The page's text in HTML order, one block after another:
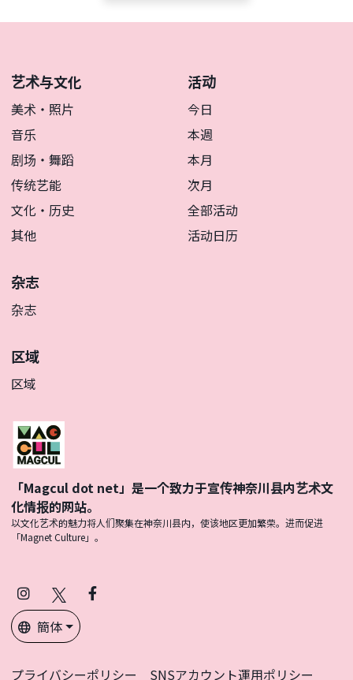
艺术与文化
美术・照片
音乐
剧场・舞蹈
传统艺能
文化・历史
其他
活动
今日
本週
本月
次月
全部活动
活动日历
杂志
杂志
区域
区域
「Magcul dot net」是一个致力于宣传神奈川县内艺术文
化情报的网站。
以文化艺术的魅力将人们聚集在神奈川县内，使该地区更加繁荣。进而促进
「Magnet Culture」。
Instagram
(Twitter)
Facebook
簡体
プライバシーポリシー SNSアカウント運用ポリシー